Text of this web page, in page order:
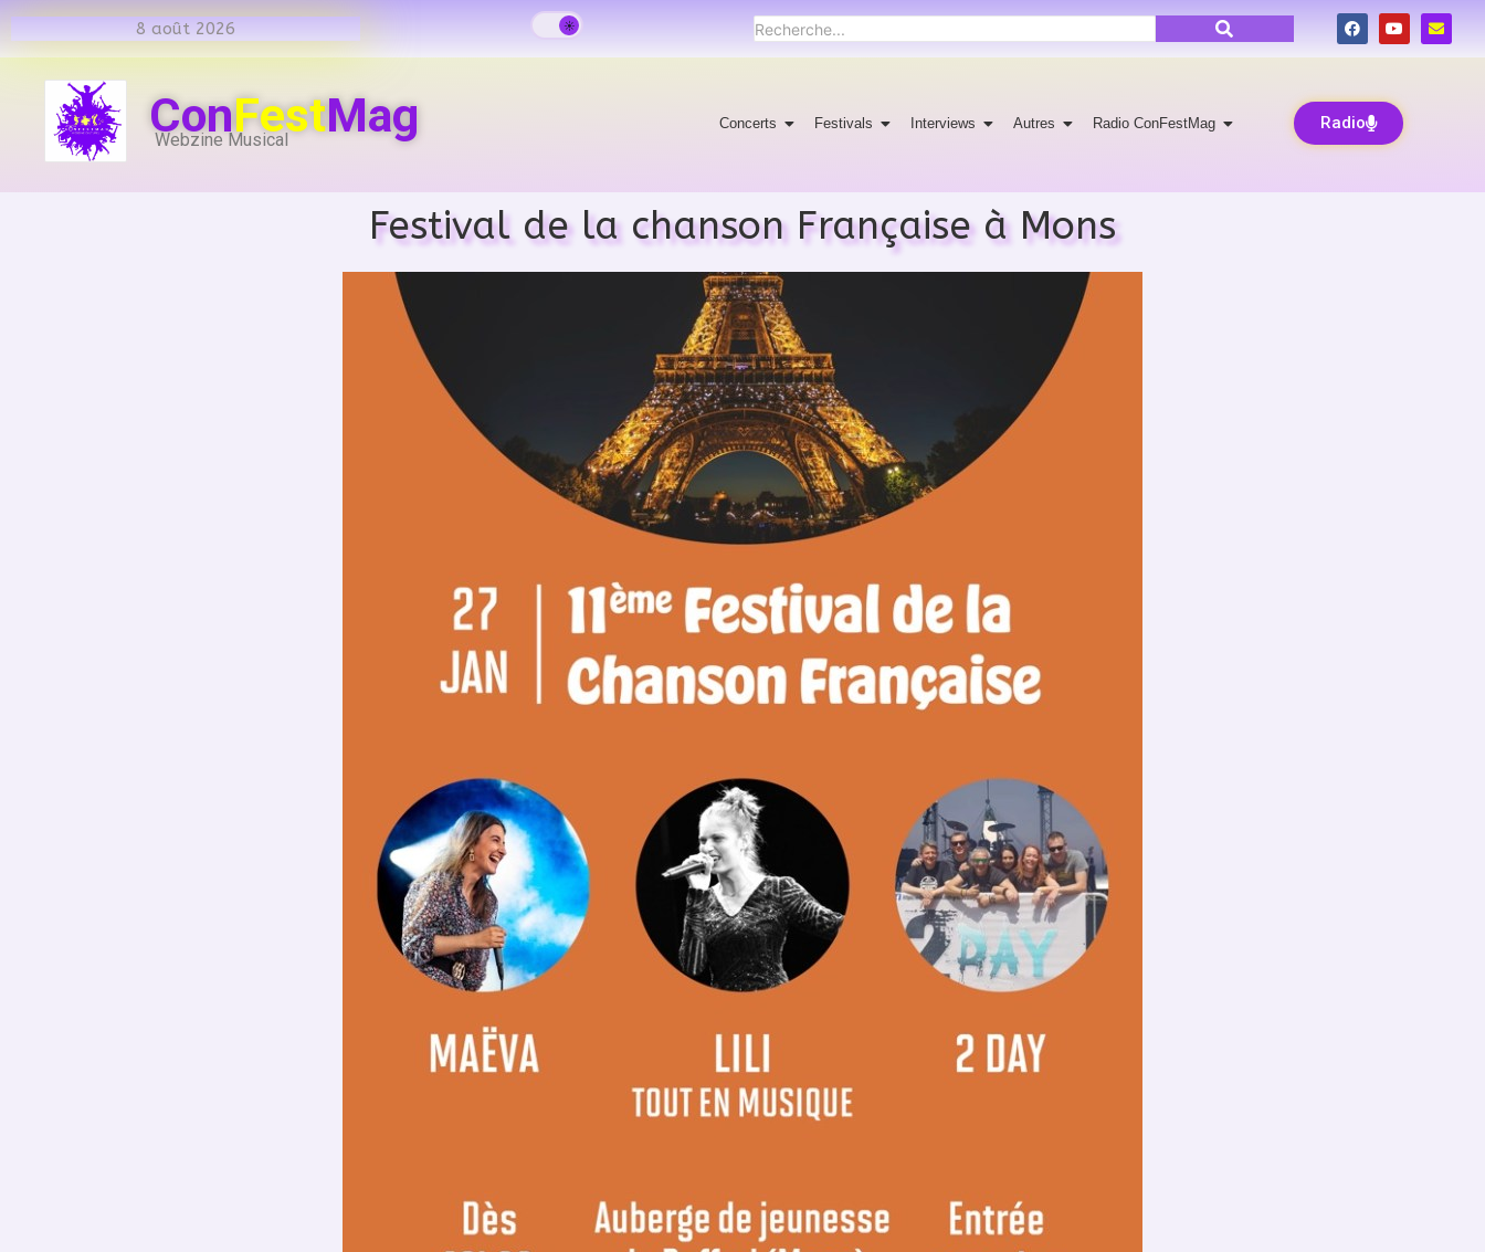
8 août 2026
ConFestMag
Webzine Musical
Concerts Festivals Interviews Autres Radio ConFestMag Radio
Festival de la chanson Française à Mons